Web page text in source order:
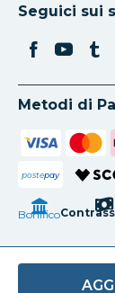
Si apre in una
Si apre
Seguici sui
Metodi di
postepay
Bonifico